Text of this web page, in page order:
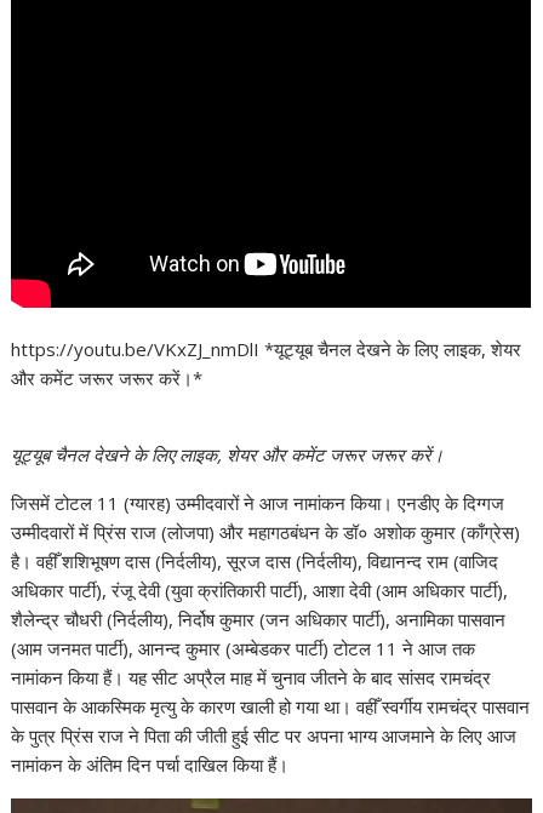
https://youtu.be/VKxZJ_nmDlI *यूट्यूब चैनल देखने के लिए लाइक, शेयर
और कमेंट जरूर जरूर करें।*
यूट्यूब चैनल देखने के लिए लाइक, शेयर और कमेंट जरूर जरूर करें।
जिसमें टोटल 11 (ग्यारह) उम्मीदवारों ने आज नामांकन किया। एनडीए के दिग्गज
उम्मीदवारों में प्रिंस राज (लोजपा) और महागठबंधन के डॉ० अशोक कुमार (काँग्रेस)
है। वहीँ शशिभूषण दास (निर्दलीय), सूरज दास (निर्दलीय), विद्यानन्द राम (वाजिद
अधिकार पार्टी), रंजू देवी (युवा क्रांतिकारी पार्टी), आशा देवी (आम अधिकार पार्टी),
शैलेन्द्र चौधरी (निर्दलीय), निर्दोष कुमार (जन अधिकार पार्टी), अनामिका पासवान
(आम जनमत पार्टी), आनन्द कुमार (अम्बेडकर पार्टी) टोटल 11 ने आज तक
नामांकन किया हैं। यह सीट अप्रैल माह में चुनाव जीतने के बाद सांसद रामचंद्र
पासवान के आकस्मिक मृत्यु के कारण खाली हो गया था। वहीँ स्वर्गीय रामचंद्र पासवान
के पुत्र प्रिंस राज ने पिता की जीती हुई सीट पर अपना भाग्य आजमाने के लिए आज
नामांकन के अंतिम दिन पर्चा दाखिल किया हैं।